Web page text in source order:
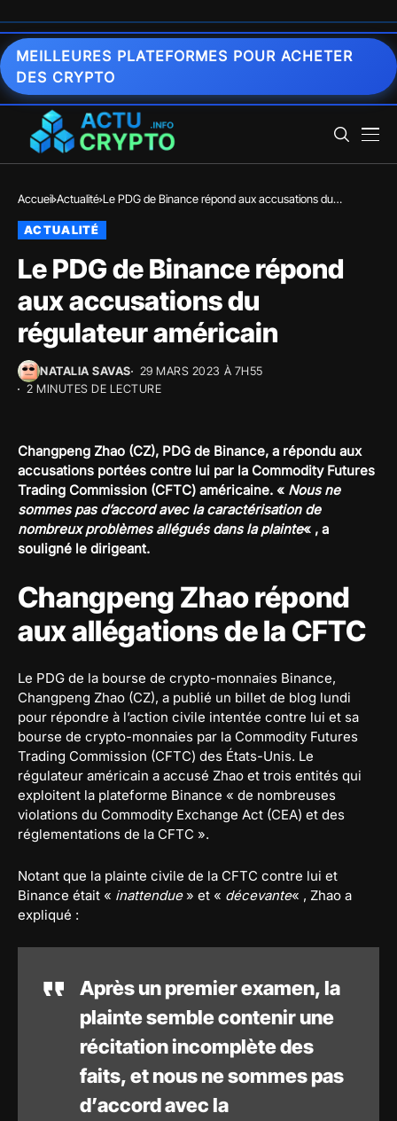
MEILLEURES PLATEFORMES POUR ACHETER
DES CRYPTO
Accueil Actualité Le PDG de Binance répond aux accusations du
ACTUALITÉ
Le PDG de Binance répond
aux accusations du
régulateur américain
NATALIA SAVAS
29 MARS 2023 À 7H55
2 MINUTES DE LECTURE
Changpeng Zhao (CZ), PDG de Binance, a répondu aux
accusations portées contre lui par la Commodity Futures
Trading Commission (CFTC) américaine. « Nous ne
sommes pas d’accord avec la caractérisation de
nombreux problèmes allégués dans la plainte« , a
souligné le dirigeant.
Changpeng Zhao répond
aux allégations de la CFTC
Le PDG de la bourse de crypto-monnaies Binance,
Changpeng Zhao (CZ), a publié un billet de blog lundi
pour répondre à l’action civile intentée contre lui et sa
bourse de crypto-monnaies par la Commodity Futures
Trading Commission (CFTC) des États-Unis. Le
régulateur américain a accusé Zhao et trois entités qui
exploitent la plateforme Binance « de nombreuses
violations du Commodity Exchange Act (CEA) et des
réglementations de la CFTC ».
Notant que la plainte civile de la CFTC contre lui et
Binance était « inattendue» et « décevante« , Zhao a
expliqué :
Après un premier examen, la
plainte semble contenir une
récitation incomplète des
faits, et nous ne sommes pas
d’accord avec la